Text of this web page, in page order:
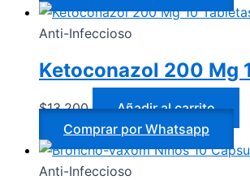
Anti-Infeccioso
Ketoconazol 200 Mg
$13.200
Añadir al carrito
Comprar por Whatsapp
Anti-Infeccioso